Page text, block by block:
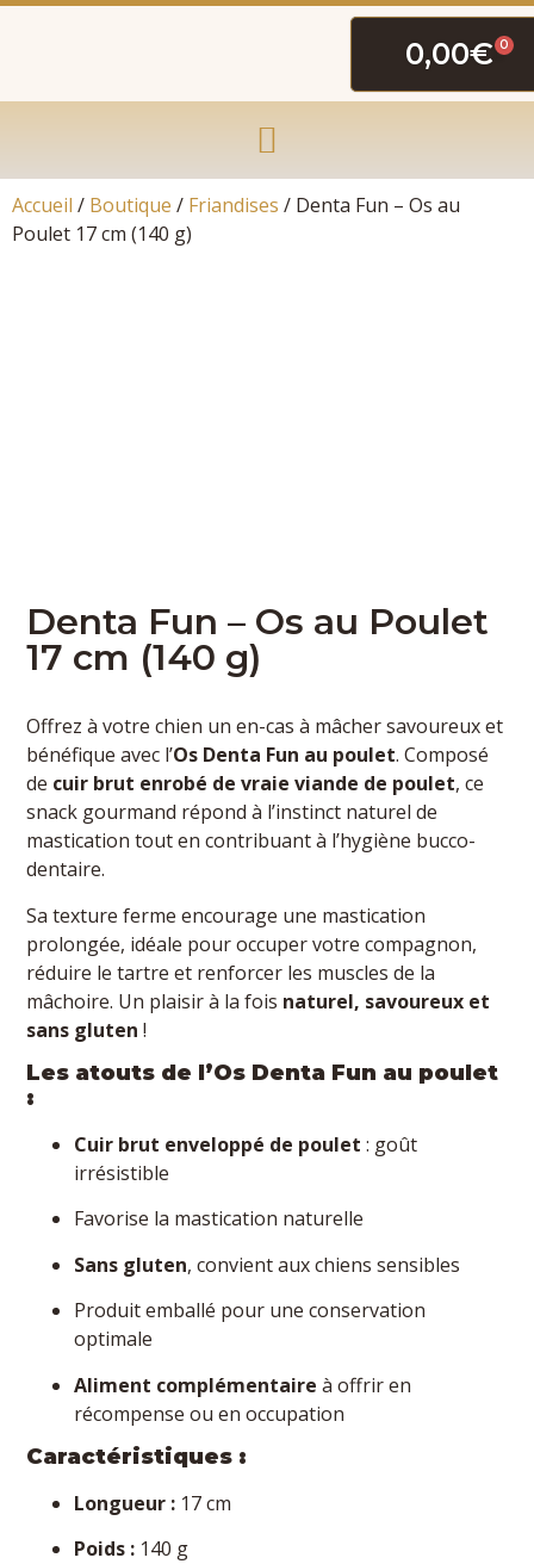
0,00€ 0
Accueil / Boutique / Friandises / Denta Fun – Os au
Poulet 17 cm (140 g)
Denta Fun – Os au Poulet
17 cm (140 g)
Offrez à votre chien un en-cas à mâcher savoureux et
bénéfique avec l’Os Denta Fun au poulet. Composé
de cuir brut enrobé de vraie viande de poulet, ce
snack gourmand répond à l’instinct naturel de
mastication tout en contribuant à l’hygiène bucco-
dentaire.
Sa texture ferme encourage une mastication
prolongée, idéale pour occuper votre compagnon,
réduire le tartre et renforcer les muscles de la
mâchoire. Un plaisir à la fois naturel, savoureux et
sans gluten !
Les atouts de l’Os Denta Fun au poulet
:
Cuir brut enveloppé de poulet : goût
irrésistible
Favorise la mastication naturelle
Sans gluten, convient aux chiens sensibles
Produit emballé pour une conservation
optimale
Aliment complémentaire à offrir en
récompense ou en occupation
Caractéristiques :
Longueur : 17 cm
Poids : 140 g